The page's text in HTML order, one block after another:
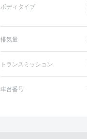
ボディタイプ
排気量
トランスミッション
車台番号